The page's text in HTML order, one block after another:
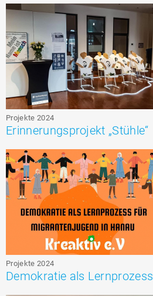
Projekte 2024
Erinnerungsprojekt „Stühle“
Projekte 2024
Demokratie als Lernprozess